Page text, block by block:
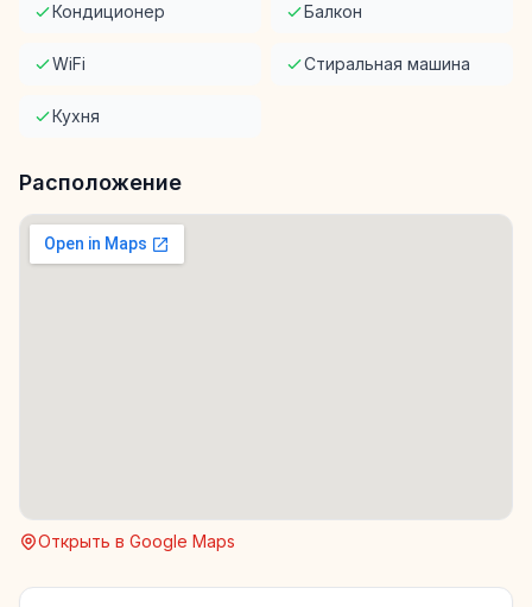
Кондиционер Балкон
WiFi Стиральная машина
Кухня
Расположение
Открыть в Google Maps